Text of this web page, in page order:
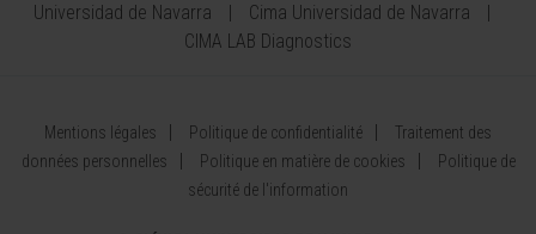
Universidad de Navarra
Cima Universidad de Navarra
CIMA LAB Diagnostics
Mentions légales Politique de confidentialité
Traitement des
données personnelles
Politique en matière de cookies
Politique de
sécurité de l'information